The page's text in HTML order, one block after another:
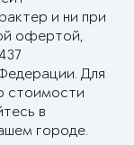
и ни при
офертой,
Для
стоимости
в
городе.